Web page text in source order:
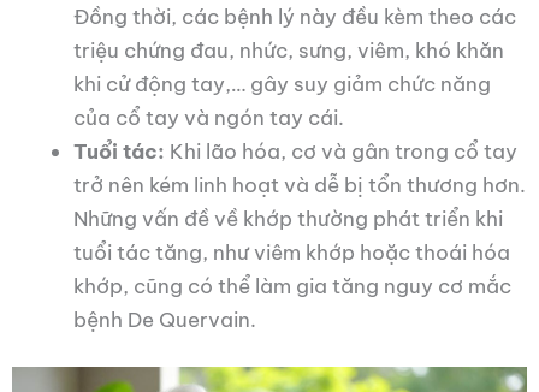
Đồng thời, các bệnh lý này đều kèm theo các
triệu chứng đau, nhức, sưng, viêm, khó khăn
khi cử động tay,… gây suy giảm chức năng
của cổ tay và ngón tay cái.
Tuổi tác: Khi lão hóa, cơ và gân trong cổ tay
trở nên kém linh hoạt và dễ bị tổn thương hơn.
Những vấn đề về khớp thường phát triển khi
tuổi tác tăng, như viêm khớp hoặc thoái hóa
khớp, cũng có thể làm gia tăng nguy cơ mắc
bệnh De Quervain.